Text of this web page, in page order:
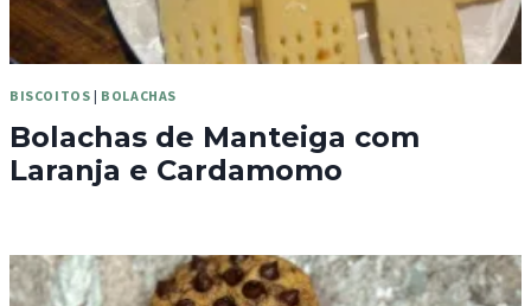
BISCOITOS | BOLACHAS
Bolachas de Manteiga com
Laranja e Cardamomo